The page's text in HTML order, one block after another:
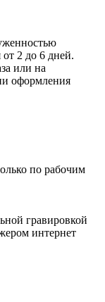
от 2 до 6 дней.
или на
оформления
по рабочим
гравировкой
интернет